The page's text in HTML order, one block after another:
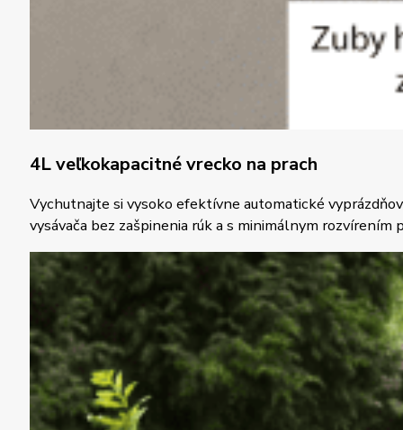
4L veľkokapacitné vrecko na prach
Vychutnajte si vysoko efektívne automatické
vysávača bez zašpinenia rúk a s minimálnym rozvírením